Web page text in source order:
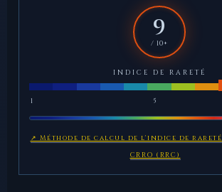
9
/ 10+
INDICE DE RARETÉ
1 5
↗ Méthode de calcul de l'indice de rareté
CRRO (RRC)